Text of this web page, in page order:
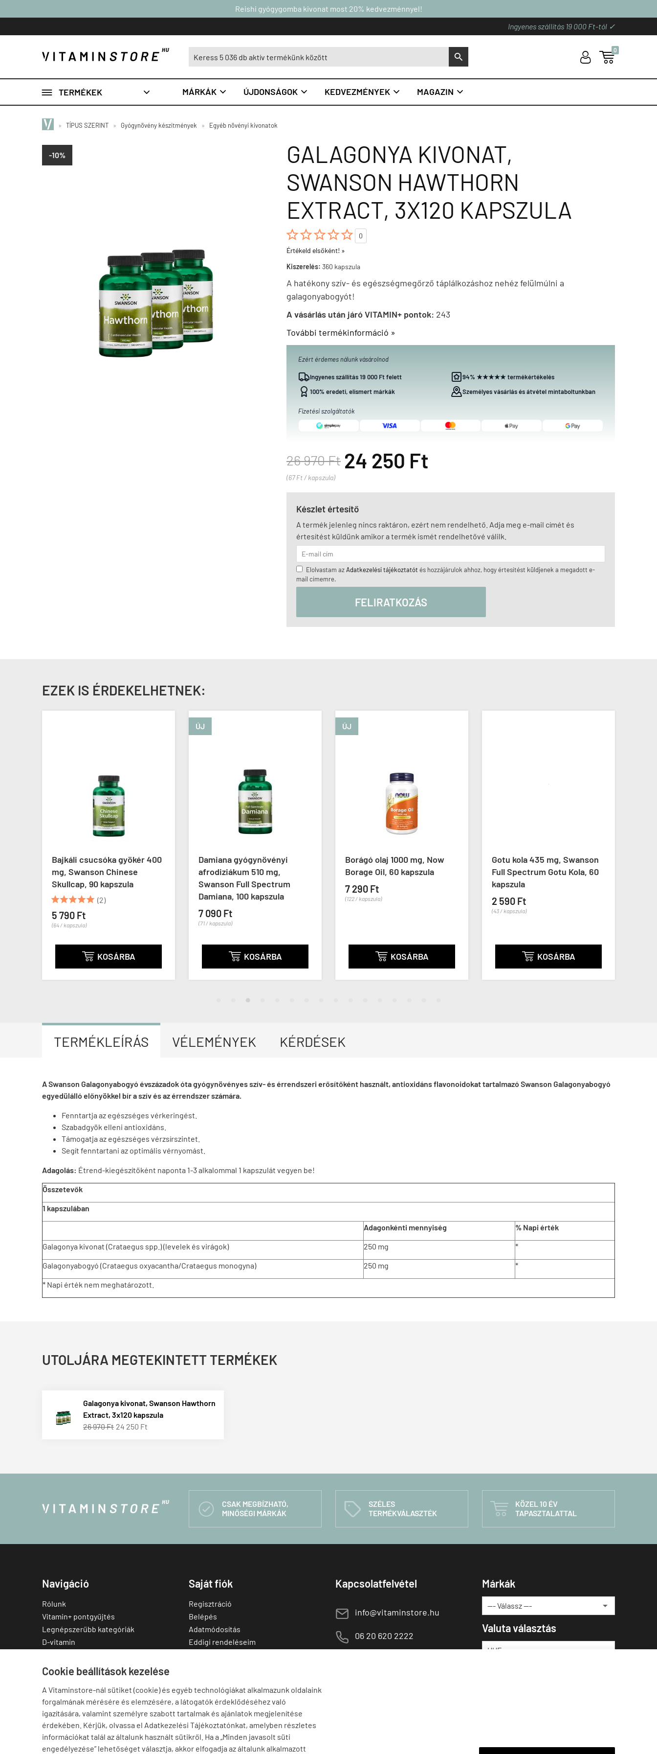
Cookie beállítások kezelése
A Vitaminstore-nál sütiket (cookie) és egyéb technológiákat alkalmazunk oldalaink
forgalmának mérésére és elemzésére, a látogatók érdeklődéséhez való
igazítására, valamint személyre szabott tartalmak és ajánlatok megjelenítése
érdekében. Kérjük, olvassa el Adatkezelési Tájékoztatónkat, amelyben részletes
információkat talál az általunk használt sütikről. Ha a „Minden javasolt süti
engedélyezése” lehetőséget választja, akkor elfogadja az általunk alkalmazott
Reishi gyógygomba kivonat most 20% kedvezménnyel!
Ingyenes szállítás 19 000 Ft-tól ✓
S U 
0
 TERMÉKEK  MÁRKÁK  ÚJDONSÁGOK  KEDVEZMÉNYEK  MAGAZIN 
» TÍPUS SZERINT » Gyógynövény készítmények » Egyéb növényi kivonatok
-10%
GALAGONYA KIVONAT,
SWANSON HAWTHORN
EXTRACT, 3X120 KAPSZULA

0
Értékeld elsőként! »
Kiszerelés: 360 kapszula
A hatékony szív- és egészségmegőrző táplálkozáshoz nehéz felülmúlni a
galagonyabogyót!
A vásárlás után járó VITAMIN+ pontok: 243
További termékinformáció »
Ezért érdemes nálunk vásárolnod
Ingyenes szállítás 19 000 Ft felett
94% ★★★★★ termékértékelés
100% eredeti, elismert márkák
Személyes vásárlás és átvétel mintaboltunkban
Fizetési szolgáltatók
26 970 Ft 24 250 Ft
(67 Ft / kapszula)
Készlet értesítő
A termék jelenleg nincs raktáron, ezért nem rendelhető. Adja meg e-mail címét és
értesítést küldünk amikor a termék ismét rendelhetővé válilk.
Elolvastam azAdatkezelési tájékoztatót és hozzájárulok ahhoz, hogy értesítést küldjenek a megadott e-
mail címemre.
FELIRATKOZÁS
EZEK IS ÉRDEKELHETNEK:
Bajkáli csucsóka gyökér 400
mg, Swanson Chinese
Skullcap, 90 kapszula
 (2)
5 790 Ft
(64 / kapszula)
 KOSÁRBA
ÚJ
Damiana gyógynövényi
afrodiziákum 510 mg,
Swanson Full Spectrum
Damiana, 100 kapszula
7 090 Ft
(71 / kapszula)
 KOSÁRBA
ÚJ
Borágó olaj 1000 mg, Now
Borage Oil, 60 kapszula
7 290 Ft
(122 / kapszula)
 KOSÁRBA
Gotu kola 435 mg, Swanson
Full Spectrum Gotu Kola, 60
kapszula
2 590 Ft
(43 / kapszula)
 KOSÁRBA
TERMÉKLEÍRÁS VÉLEMÉNYEK KÉRDÉSEK
A Swanson Galagonyabogyó évszázadok óta gyógynövényes szív- és érrendszeri erősítőként használt, antioxidáns flavonoidokat tartalmazó Swanson Galagonyabogyó
egyedülálló előnyökkel bír a szív és az érrendszer számára.
Fenntartja az egészséges vérkeringést.
Szabadgyök elleni antioxidáns.
Támogatja az egészséges vérzsírszintet.
Segít fenntartani az optimális vérnyomást.
Adagolás: Étrend-kiegészítőként naponta 1-3 alkalommal 1 kapszulát vegyen be!
Összetevők
1 kapszulában
Adagonkénti mennyiség % Napi érték
Galagonya kivonat (Crataegus spp.) (levelek és virágok) 250 mg *
Galagonyabogyó (Crataegus oxyacantha/Crataegus monogyna) 250 mg *
* Napi érték nem meghatározott.
UTOLJÁRA MEGTEKINTETT TERMÉKEK
Galagonya kivonat, Swanson Hawthorn
Extract, 3x120 kapszula
26 970 Ft 24 250 Ft

CSAK MEGBÍZHATÓ,
MINŐSÉGI MÁRKÁK
C
SZÉLES
TERMÉKVÁLASZTÉK

KÖZEL 10 ÉV
TAPASZTALATTAL
Navigáció
Rólunk
Vitamin+ pontgyűjtés
Legnépszerűbb kategóriák
D-vitamin
Multivitamin
Cink
Omega-3
Ashwagandha
Elállás a szerződéstől
Saját fiók
Regisztráció
Belépés
Adatmódosítás
Eddigi rendeléseim
Kapcsolatfelvétel
E info@vitaminstore.hu
M 06 20 620 2222
Márkák
Valuta választás